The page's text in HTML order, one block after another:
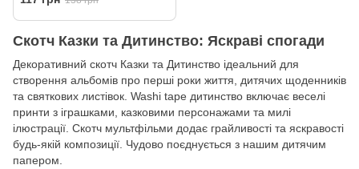
Скотч Казки та Дитинство: Яскраві спогади
Декоративний скотч Казки та Дитинство ідеальний для
створення альбомів про перші роки життя, дитячих щоденників
та святкових листівок. Washi tape дитинство включає веселі
принти з іграшками, казковими персонажами та милі
ілюстрації. Скотч мультфільми додає грайливості та яскравості
будь-якій композиції. Чудово поєднується з нашим дитячим
папером.